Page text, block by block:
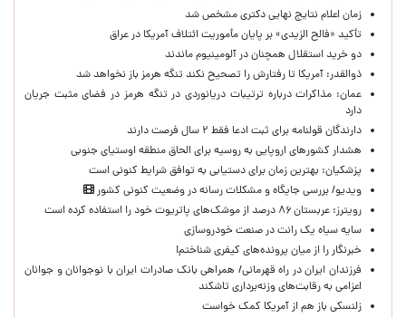
زمان اعلام نتایج نهایی دکتری مشخص شد
تأکید «فالح الزیدی» بر پایان مأموریت ائتلاف آمریکا در عراق
دو خرید استقلال همچنان در آلومینیوم ماندند
ذوالقدر: آمریکا تا رفتارش را تصحیح نکند تنگه هرمز باز نخواهد شد
عمان: مذاکرات درباره ترتیبات دریانوردی در تنگه هرمز در فضای مثبت جریان
دارد
دارندگان قولنامه برای ثبت ادعا فقط ۲ سال فرصت دارند
هشدار کشورهای اروپایی به روسیه برای الحاق منطقه اوستیای جنوبی
پزشکیان‌: بهترین زمان برای دستیابی به توافق شرایط کنونی است
ویدیو/ بررسی جایگاه و مشکلات رسانه در وضعیت کنونی کشور
رویترز: عربستان ۸۶ درصد از موشک‌های پاتریوت خود را استفاده کرده است
سایه سیاه یک رانت در صنعت خودروسازی
خبرنگار را از میان پرونده‌های کیفری شناختم!
​فرزندان ایران در راه قهرمانی/ همراهی بانک صادرات ایران با نوجوانان و جوانان
اعزامی به رقابت‌های وزنه‌برداری تاشکند
زلنسکی باز هم از آمریکا کمک خواست